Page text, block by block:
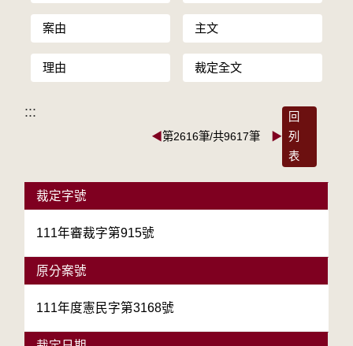
案由 主文
理由 裁定全文
:::
◀第2616筆/共9617筆 ▶
回
列
表
裁定字號
111年審裁字第915號
原分案號
111年度憲民字第3168號